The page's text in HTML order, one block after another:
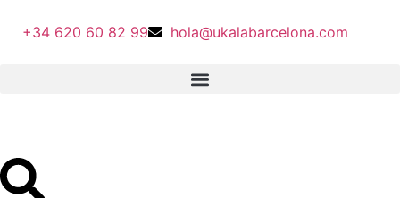
+34 620 60 82 99 hola@ukalabarcelona.com